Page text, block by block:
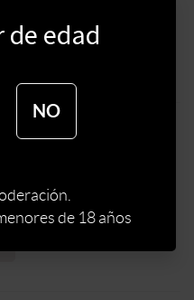
800
de edad
NO
de 18 años